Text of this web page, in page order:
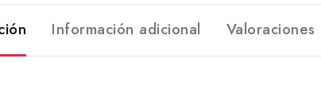
Información adicional